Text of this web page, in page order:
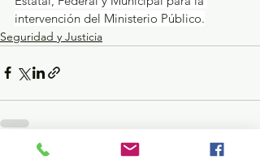
intervención del Ministerio Público.
Seguridad y Justicia